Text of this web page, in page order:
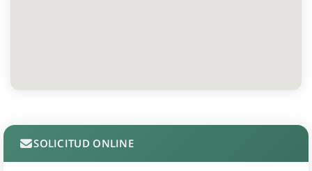
SOLICITUD ONLINE